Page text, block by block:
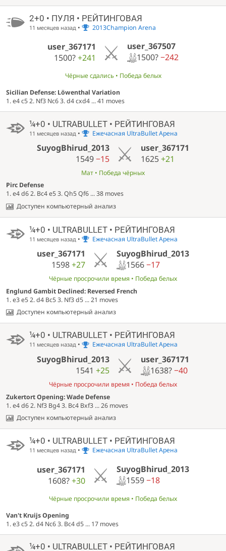
2+0 • ПУЛЯ • РЕЙТИНГОВАЯ
11 месяцев назад• 2013Champion Arena
user_367171
1500?+241
user_367507
1500?−242
Чёрные сдались • Победа белых
Sicilian Defense: Löwenthal Variation
1. e4 c5 2. Nf3 Nc6 3. d4 cxd4 ... 41 moves
¼+0 • ULTRABULLET • РЕЙТИНГОВАЯ
11 месяцев назад• Ежечасная UltraBullet Арена
SuyogBhirud_2013
1549−15
user_367171
1625+21
Мат • Победа чёрных
Pirc Defense
1. e4 d6 2. Bc4 e5 3. Qh5 Qf6 ... 38 moves
Доступен компьютерный анализ
¼+0 • ULTRABULLET • РЕЙТИНГОВАЯ
11 месяцев назад• Ежечасная UltraBullet Арена
user_367171
1598+27
SuyogBhirud_2013
1566−17
Чёрные просрочили время • Победа белых
Englund Gambit Declined: Reversed French
1. e3 e5 2. d4 Bc5 3. Nf3 d5 ... 21 moves
Доступен компьютерный анализ
¼+0 • ULTRABULLET • РЕЙТИНГОВАЯ
11 месяцев назад• Ежечасная UltraBullet Арена
SuyogBhirud_2013
1541+25
user_367171
1638?−40
Чёрные просрочили время • Победа белых
Zukertort Opening: Wade Defense
1. e4 d6 2. Nf3 Bg4 3. Bc4 Bxf3 ... 26 moves
Доступен компьютерный анализ
¼+0 • ULTRABULLET • РЕЙТИНГОВАЯ
11 месяцев назад• Ежечасная UltraBullet Арена
user_367171
1608?+30
SuyogBhirud_2013
1559−18
Чёрные просрочили время • Победа белых
Van't Kruijs Opening
1. e3 c5 2. d4 Nc6 3. Bc4 d5 ... 17 moves
¼+0 • ULTRABULLET • РЕЙТИНГОВАЯ